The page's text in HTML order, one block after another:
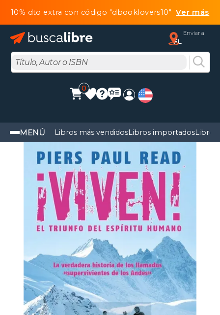
10% dto extra con código "dbooklovers10"Ver más
Enviar a
FL
0
MENÚ Libros más vendidosLibros importadosLibros